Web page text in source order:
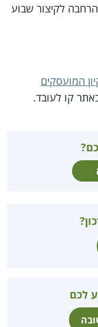
לקיצור שבוע
המועסקים
קו לעובד.
לכם